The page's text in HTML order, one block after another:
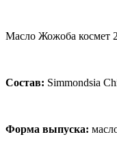
Масло Жожоба космет
Состав: Simmondsia
Форма выпуска: